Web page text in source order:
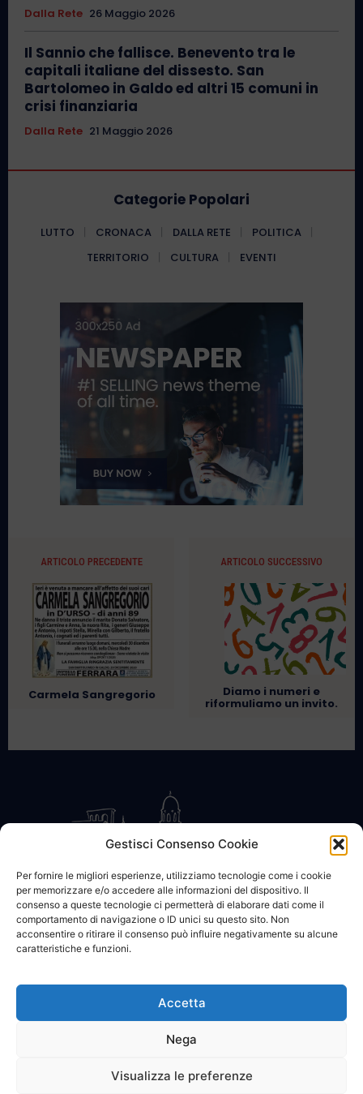
Gestisci Consenso Cookie
Per fornire le migliori esperienze, utilizziamo tecnologie come i cookie
per memorizzare e/o accedere alle informazioni del dispositivo. Il
consenso a queste tecnologie ci permetterà di elaborare dati come il
comportamento di navigazione o ID unici su questo sito. Non
acconsentire o ritirare il consenso può influire negativamente su alcune
caratteristiche e funzioni.
Accetta
Nega
Visualizza le preferenze
Dalla Rete 26 Maggio 2026
Il Sannio che fallisce. Benevento tra le
capitali italiane del dissesto. San
Bartolomeo in Galdo ed altri 15 comuni in
crisi finanziaria
Dalla Rete 21 Maggio 2026
Categorie Popolari
LUTTO CRONACA DALLA RETE
POLITICA
TERRITORIO
CULTURA EVENTI
ARTICOLO PRECEDENTE
Carmela Sangregorio
ARTICOLO SUCCESSIVO
Diamo i numeri e
riformuliamo un invito.
CONTATTACI COOKIE POLICY PRIVACY
© 2002 - 2026 SanBartolomeo.info :::: powered by Go Web snc |